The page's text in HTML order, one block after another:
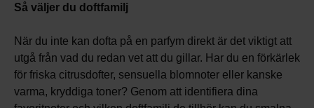
Så väljer du doftfamilj
När du inte kan dofta på en parfym direkt är det viktigt att
utgå från vad du redan vet att du gillar. Har du en förkärlek
för friska citrusdofter, sensuella blomnoter eller kanske
varma, kryddiga toner? Genom att identifiera dina